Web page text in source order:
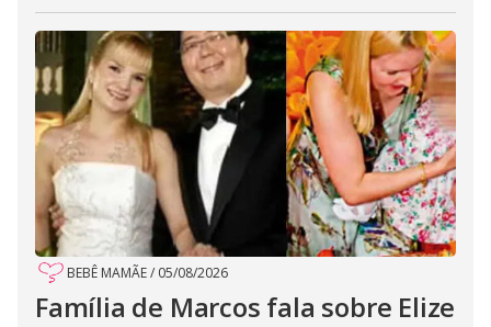
BEBÊ MAMÃE/ 05/08/2026
Família de Marcos fala sobre Elize